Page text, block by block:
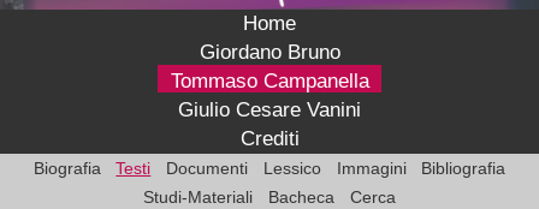
Home
Giordano Bruno
Tommaso Campanella
Giulio Cesare Vanini
Crediti
Biografia Testi Documenti Lessico Immagini
Bibliografia
Studi-Materiali
Bacheca Cerca